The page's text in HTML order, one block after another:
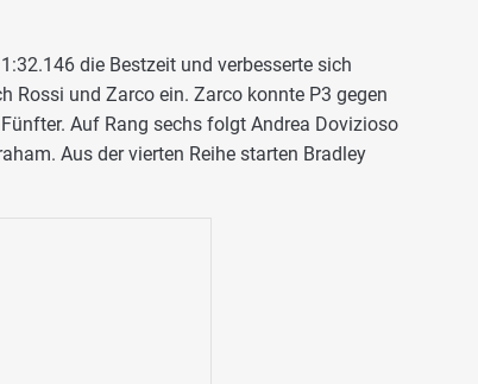
die Bestzeit und verbesserte sich
Rossi und Zarco ein. Zarco konnte P3 gegen
Auf Rang sechs folgt Andrea Dovizioso
Aus der vierten Reihe starten Bradley